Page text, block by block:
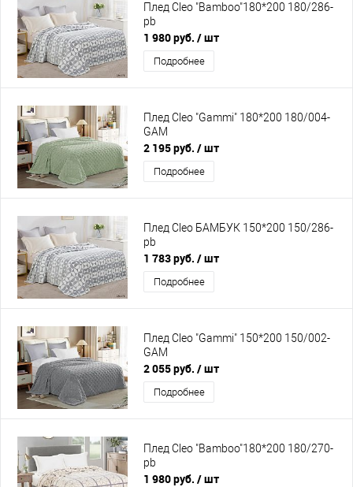
Плед Cleo "Bamboo"180*200 180/286-
pb
1 980 руб. / шт
Подробнее
Плед Cleo "Gammi" 180*200 180/004-
GAM
2 195 руб. / шт
Подробнее
Плед Cleo БАМБУК 150*200 150/286-
pb
1 783 руб. / шт
Подробнее
Плед Cleo "Gammi" 150*200 150/002-
GAM
2 055 руб. / шт
Подробнее
Плед Cleo "Bamboo"180*200 180/270-
pb
1 980 руб. / шт